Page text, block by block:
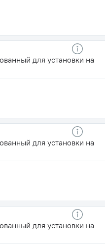
для установки на
для установки на
для установки на